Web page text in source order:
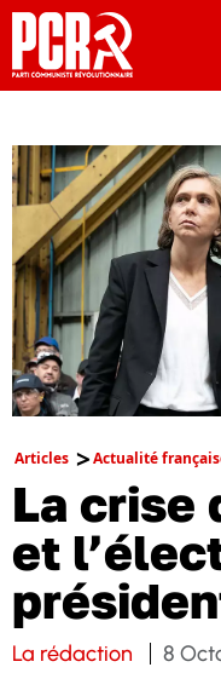
Articles Actualité
La crise
et
La rédaction 8